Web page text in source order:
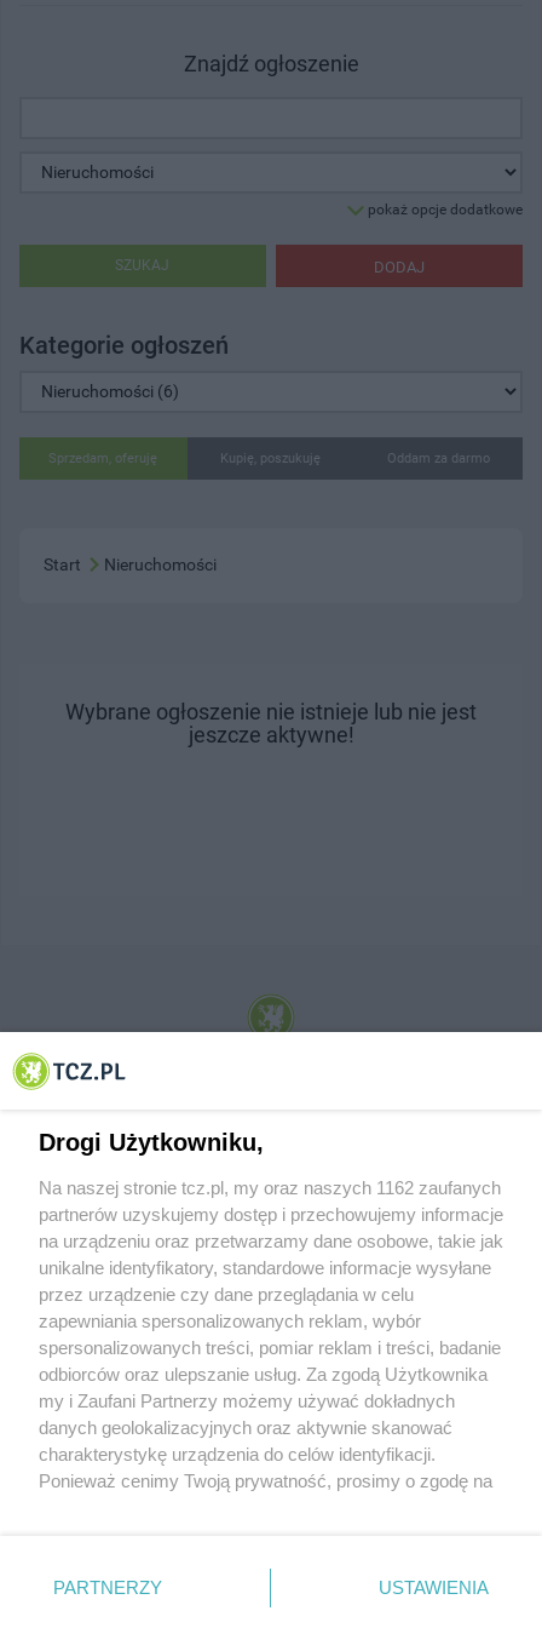
Znajdź ogłoszenie
pokaż opcje dodatkowe
DODAJ
SZUKAJ
Kategorie ogłoszeń
Sprzedam, oferuję Kupię, poszukuję Oddam za darmo
Start Nieruchomości
Wybrane ogłoszenie nie istnieje lub nie jest
jeszcze aktywne!
© 2001-2026 Tczew - TCZ.PL Sp. z o.o. Internetowy Serwis Informacyjny Miasta
O FIRMIE POLITYKA PRYWATNOŚCI HOSTING
REKLAMA WSPÓŁPRACA RSS FACEBOOK KONTAKT
Nasze serwisy
Aktualności
Tcz24
Historia miasta
Muzyka i kultura
Archiwum wydarzeń
Zdjęcia miasta
Drogi Użytkowniku,
Na naszej stronie tcz.pl, my oraz naszych 1162 zaufanych
partnerów uzyskujemy dostęp i przechowujemy informacje
na urządzeniu oraz przetwarzamy dane osobowe, takie jak
unikalne identyfikatory, standardowe informacje wysyłane
przez urządzenie czy dane przeglądania w celu
zapewniania spersonalizowanych reklam, wybór
spersonalizowanych treści, pomiar reklam i treści, badanie
odbiorców oraz ulepszanie usług. Za zgodą Użytkownika
my i Zaufani Partnerzy możemy używać dokładnych
danych geolokalizacyjnych oraz aktywnie skanować
charakterystykę urządzenia do celów identyfikacji.
Ponieważ cenimy Twoją prywatność, prosimy o zgodę na
znajdujący się w lewym dolnym rogu strony
. Niektóre
PARTNERZY USTAWIENIA